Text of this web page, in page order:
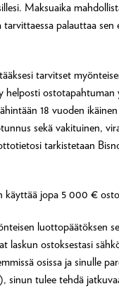
Maksuaika
tarvittaessa palauttaa sen
tarvitset
helposti ostotapahtuman
18 vuoden
sekä vakituinen,
tarkistetaan
käyttää jopa 5 000 €
luottopäätöksen
laskun ostoksestasi
osissa ja sinulle
sinun tulee tehdä